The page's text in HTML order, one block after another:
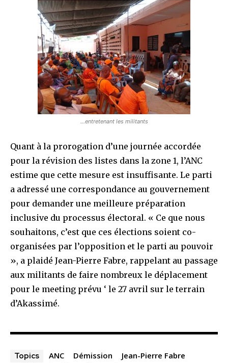
…entretenant les militants
Quant à la prorogation d’une journée accordée
pour la révision des listes dans la zone 1, l’ANC
estime que cette mesure est insuffisante. Le parti
a adressé une correspondance au gouvernement
pour demander une meilleure préparation
inclusive du processus électoral. « Ce que nous
souhaitons, c’est que ces élections soient co-
organisées par l’opposition et le parti au pouvoir
», a plaidé Jean-Pierre Fabre, rappelant au passage
aux militants de faire nombreux le déplacement
pour le meeting prévu ‘ le 27 avril sur le terrain
d’Akassimé.
Topics ANC Démission
Jean-Pierre Fabre